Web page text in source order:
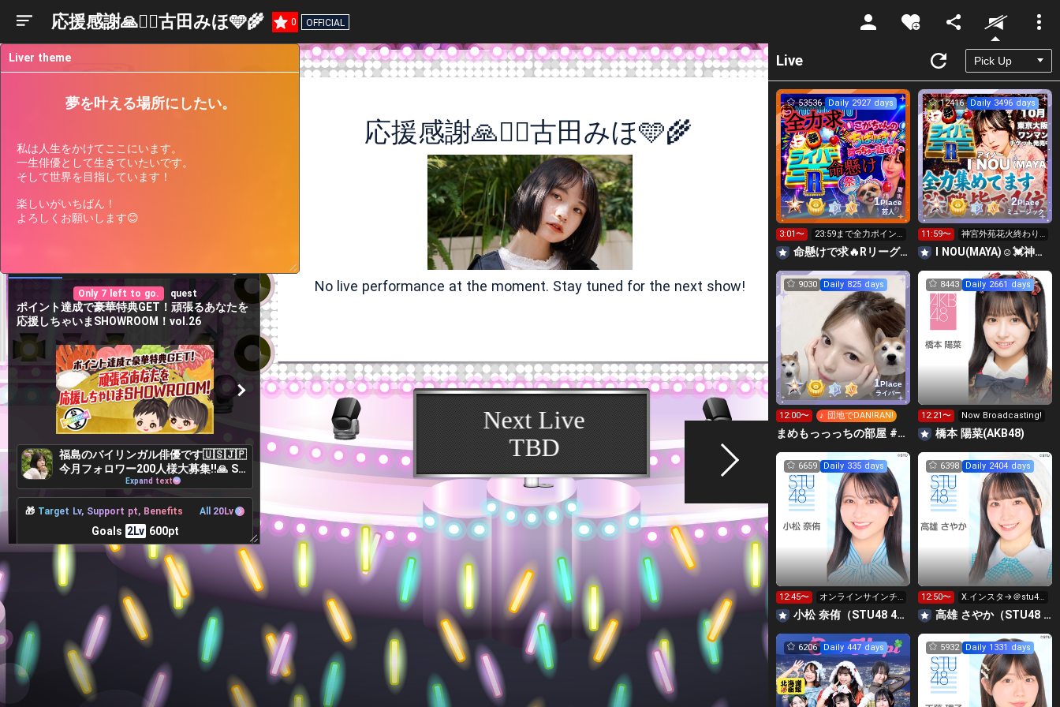
応援感謝🙏❤️‍🔥古田みほ🩵🌾 0 OFFICIAL
Unmute
応援感謝🙏❤️‍🔥古田みほ🩵🌾
No live performance at the moment. Stay tuned for the next show!
Only 7 left to go. quest
ポイント達成で豪華特典GET！頑張るあなたを
応援しちゃいまSHOWROOM！vol.26
福島のバイリンガル俳優です🇺🇸🇯🇵
今月フォロワー200人様大募集‼️🙏 SN
Expand text
🎁 Target Lv, Support pt, Benefits All 20Lv
Goals 2Lv 600pt
600pt more to achieve
まずは元気よく自己紹介をしてみよう(こま
めにするのがGood！)
👤 Contributing user TOP100
1
ーーーーー
---pt
ーーーーー
ーーーーー
---pt
ーーーーー
Liver theme
夢を叶える場所にしたい。
私は人生をかけてここにいます。
一生俳優として生きていたいです。
そして世界を目指しています！
楽しいがいちばん！
よろしくお願いします😊
Live
1Place
芸人
53536 Daily 2927 days
3:01〜
23:59まで全力ポイン
ト勝負🔥R👑12時～投
げ可
命懸けで求🔥Rリーグ👑夏祭実行委員長🎆こがちゃんのちばります
2Place
ミュージック
12416 Daily 3496 days
11:59〜
神宮外苑花火終わり
ました🙏24時迄全力
ランキング
I NOU(MAYA)☺︎︎︎︎💓神宮外苑花火大会当日‼️
1Place
ライバー
9030 Daily 825 days
12:00〜 ♪ 団地でDAN!RAN!
まめもっっっちの部屋 #Rリーグ🍑
8443 Daily 2661 days
12:21〜 Now Broadcasting!
橋本 陽菜(AKB48)
6659 Daily 335 days
12:45〜
オンラインサインチ
ェキ会受付中〜💕
小松 奈侑（STU48 4期研究生）
6398 Daily 2404 days
12:50〜
X.インスタ→＠stu48
_sayan
高雄 さやか（STU48 2期生）
6206 Daily 447 days 5932 Daily 1331 days